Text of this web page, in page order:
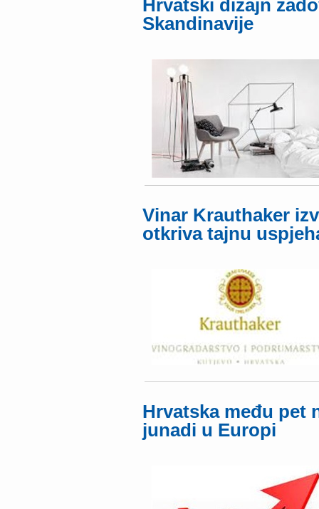
Hrvatski dizajn
Skandinavije
Vinar Krauthaker
otkriva tajnu
Hrvatska među pet
junadi u Europi